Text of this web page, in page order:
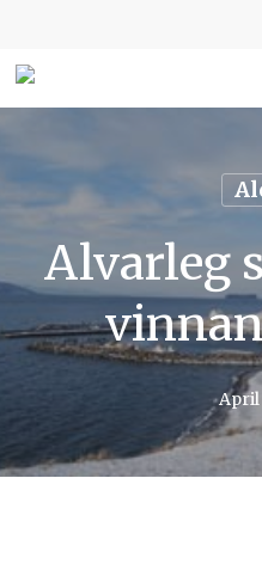
content
Alvarleg
April